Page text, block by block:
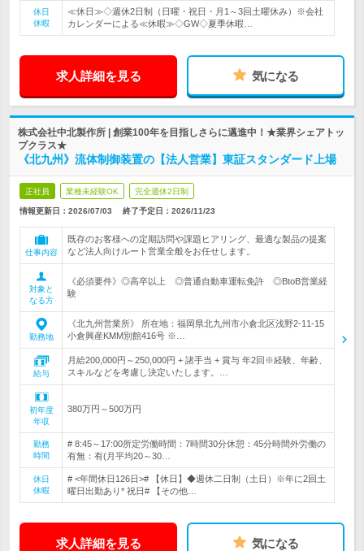
休日
休暇
≪休日≫◇週休2日制（日曜・祝日・月1～3回土曜休み）※会社
カレンダーによる≪休暇≫◇GW◇夏季休暇…
求人詳細を見る 気になる
株式会社中北製作所 | 創業100年を目指しさらに邁進中！★業界シェアトッ
プクラス★
《北九州》流体制御装置の【法人営業】東証スタンダード上場
正社員 業種未経験OK 完全週休2日制
情報更新日：2026/07/03 終了予定日： 2026/11/23
仕事内容
既存のお客様への定期訪問や課題ヒアリング、最適な製品の提案
など法人向けルート営業全般をお任せします。
対象と
なる方
《必須要件》◎高卒以上 ◎普通自動車運転免許 ◎BtoB営業経
験
勤務地
《北九州営業所》 所在地：福岡県北九州市小倉北区浅野2-11-15
小倉興産KMM別館416号 ※…
給与
月給200,000円～250,000円 + 諸手当 + 賞与 年2回※経験、年齢、
スキルなどを考慮し決定いたします。…
初年度
年収
380万円～500万円
勤務
時間
# 8:45～17:00所定労働時間：7時間30分休憩：45分時間外労働の
有無：有(月平均20～30…
休日
休暇
# <年間休日126日># 【休日】◆週休二日制（土日）※年に2回土
曜日出勤あり* 祝日# 【その他…
求人詳細を見る 気になる